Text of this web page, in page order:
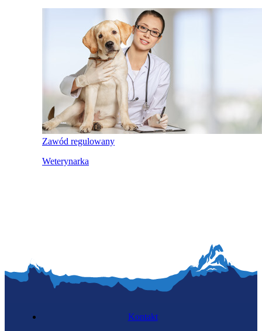
Zawód regulowany
Weterynarka
Kontakt